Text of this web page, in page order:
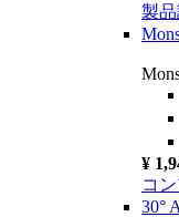
製
¥
コ
30°